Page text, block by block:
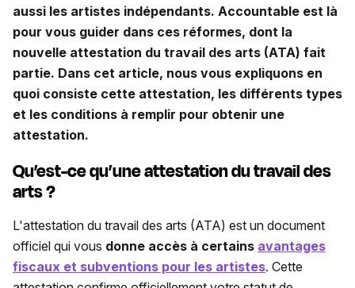
aussi les artistes indépendants. Accountable est là
pour vous guider dans ces réformes, dont la
nouvelle attestation du travail des arts (ATA) fait
partie. Dans cet article, nous vous expliquons en
quoi consiste cette attestation, les différents types
et les conditions à remplir pour obtenir une
attestation.
Qu’est-ce qu’une attestation du travail des
arts ?
L'attestation du travail des arts (ATA) est un document
officiel qui vous donne accès à certains avantages
fiscaux et subventions pour les artistes. Cette